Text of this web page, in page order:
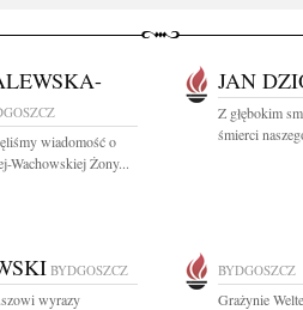
wiadomość o
Wachowskiej Żony...
JAN
Z głębokim
śmierci
BYDGOSZCZ
wyrazy
BYDGOSZCZ
Grażynie